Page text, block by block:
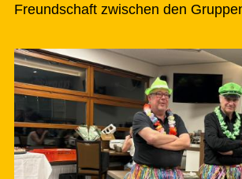
Freundschaft zwischen den